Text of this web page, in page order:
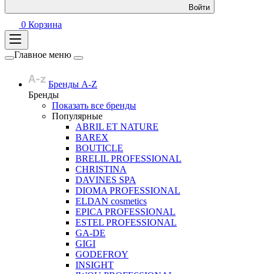
Войти
0 Корзина
Главное меню
Бренды A-Z
Бренды
Показать все бренды
Популярные
ABRIL ET NATURE
BAREX
BOUTICLE
BRELIL PROFESSIONAL
CHRISTINA
DAVINES SPA
DIOMA PROFESSIONAL
ELDAN cosmetics
EPICA PROFESSIONAL
ESTEL PROFESSIONAL
GA-DE
GIGI
GODEFROY
INSIGHT